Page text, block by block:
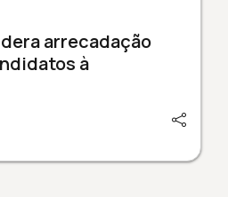
arrecadação
à